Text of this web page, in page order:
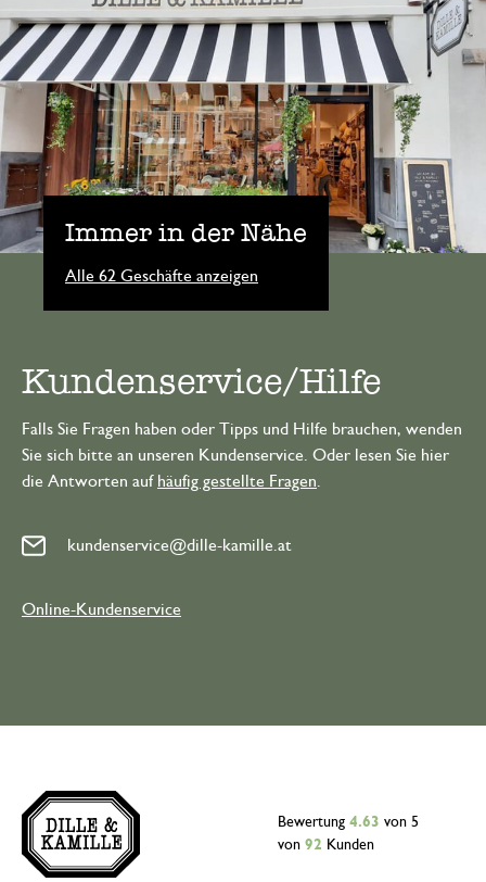
Immer in der Nähe
Alle 62 Geschäfte anzeigen
Kundenservice/Hilfe
Falls Sie Fragen haben oder Tipps und Hilfe brauchen, wenden
Sie sich bitte an unseren Kundenservice. Oder lesen Sie hier
die Antworten auf häufig gestellte Fragen
kundenservice@dille-kamille.at
Online-Kundenservice
Bewertung 4.63 von 5
von 92 Kunden